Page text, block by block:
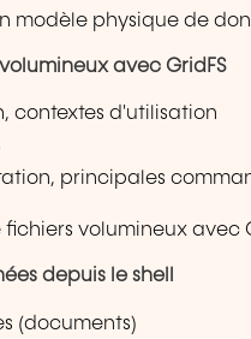
modèle physique de
avec GridFS
contextes d'utilisation
principales
volumineux avec
depuis le shell
(documents)